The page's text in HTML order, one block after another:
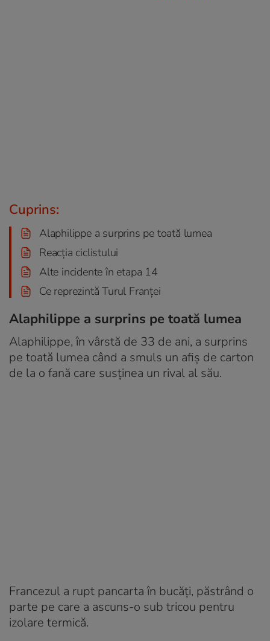
Cuprins:
Alaphilippe a surprins pe toată lumea
Reacția ciclistului
Alte incidente în etapa 14
Ce reprezintă Turul Franței
Alaphilippe a surprins pe toată lumea
Alaphilippe, în vârstă de 33 de ani, a surprins
pe toată lumea când a smuls un afiș de carton
de la o fană care susținea un rival al său.
Francezul a rupt pancarta în bucăți, păstrând o
parte pe care a ascuns-o sub tricou pentru
izolare termică.